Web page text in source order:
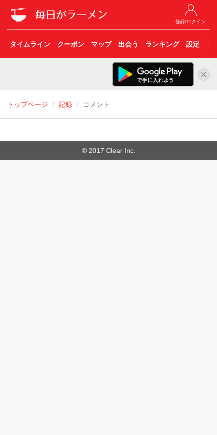
登録/ログイン
タイムライン クーポン マップ 出会う ランキング 設定 こ
トップページ 記録 コメント
© 2017 Clear Inc.